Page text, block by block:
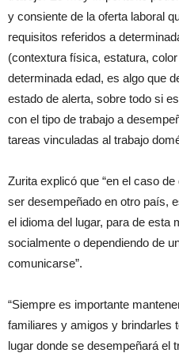
y consiente de la oferta laboral
requisitos referidos a
(contextura física, estatura,
determinada edad, es algo que
estado de alerta, sobre todo si
con el tipo de trabajo a
tareas vinculadas al trabajo
Zurita explicó que “en el caso
ser desempeñado en otro país,
el idioma del lugar, para de esta
socialmente o dependiendo de
comunicarse”.
“Siempre es importante
familiares y amigos y brindarles
lugar donde se desempeñará el